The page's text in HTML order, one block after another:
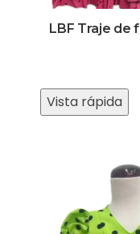
LBF Traje de
Vista rápida